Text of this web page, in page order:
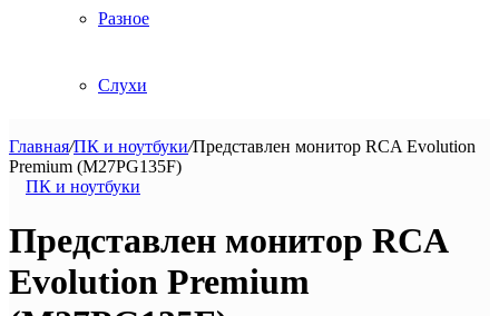
Разное
Слухи
Главная/ПК и ноутбуки/Представлен монитор RCA Evolution
Premium (M27PG135F)
ПК и ноутбуки
Представлен монитор RCA
Evolution Premium